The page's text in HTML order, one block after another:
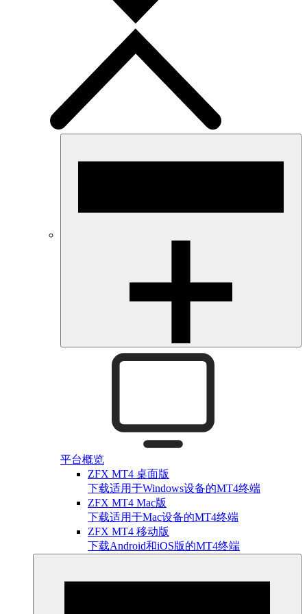
平台概览
ZFX MT4 桌面版
下载适用于Windows设备的MT4终端
ZFX MT4 Mac版
下载适用于Mac设备的MT4终端
ZFX MT4 移动版
下载Android和iOS版的MT4终端